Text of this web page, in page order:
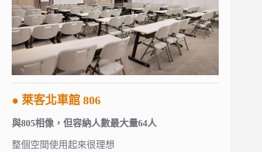
● 萊客北車館 806
與805相像，但容納人數最大量64人
整個空間使用起來很理想